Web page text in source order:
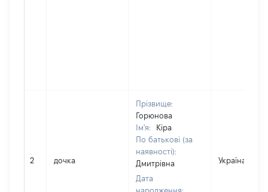
2 дочка
Прізвище:
Горюнова
Ім'я:
Кіра
По батькові (за
наявності):
Дмитрівна
Дата
народження:
Україна